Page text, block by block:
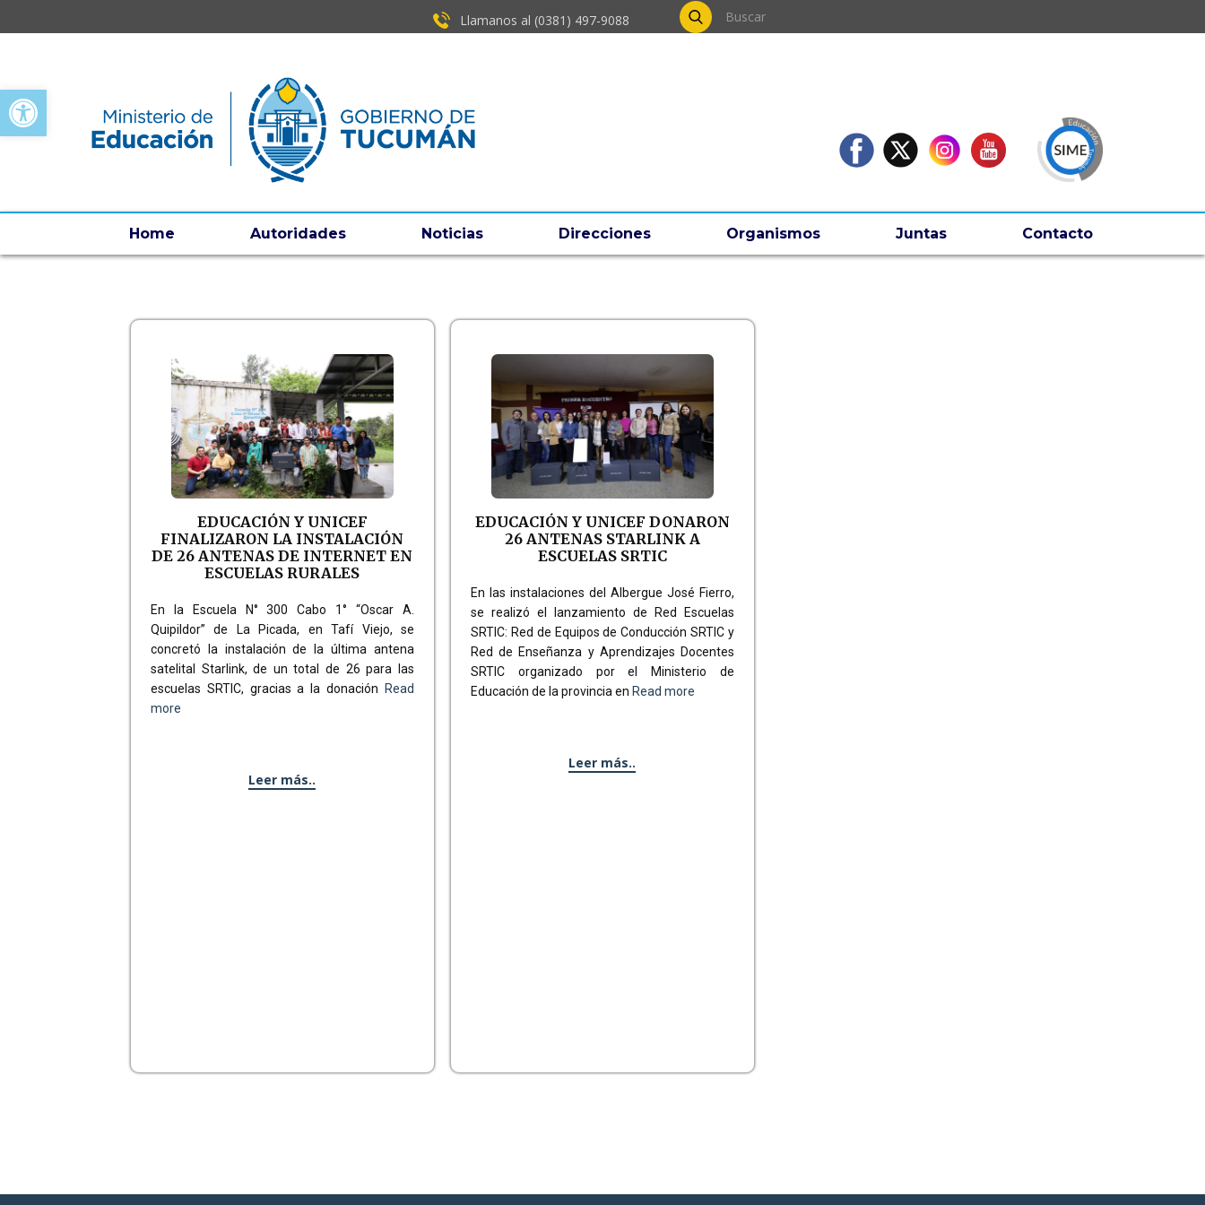
Open toolbar
Llamanos al (0381) ​497-9088
Home Autoridades Noticias Direcciones Organismos Juntas Contacto
EDUCACIÓN Y UNICEF
FINALIZARON LA INSTALACIÓN
DE 26 ANTENAS DE INTERNET EN
ESCUELAS RURALES
En la Escuela N° 300 Cabo 1° “Oscar A.
Quipildor” de La Picada, en Tafí Viejo, se
concretó la instalación de la última antena
satelital Starlink, de un total de 26 para las
escuelas SRTIC, gracias a la donación Read
more
Leer más..
EDUCACIÓN Y UNICEF DONARON
26 ANTENAS STARLINK A
ESCUELAS SRTIC
En las instalaciones del Albergue José Fierro,
se realizó el lanzamiento de Red Escuelas
SRTIC: Red de Equipos de Conducción SRTIC y
Red de Enseñanza y Aprendizajes Docentes
SRTIC organizado por el Ministerio de
Educación de la provincia en Read more
Leer más..